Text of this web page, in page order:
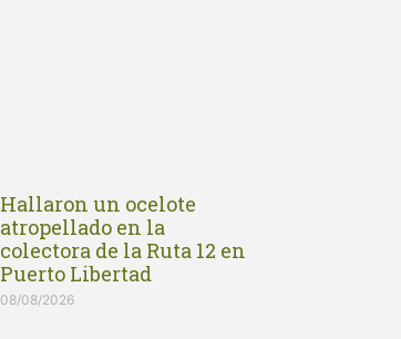
Hallaron un ocelote
atropellado en la
colectora de la Ruta 12 en
Puerto Libertad
08/08/2026